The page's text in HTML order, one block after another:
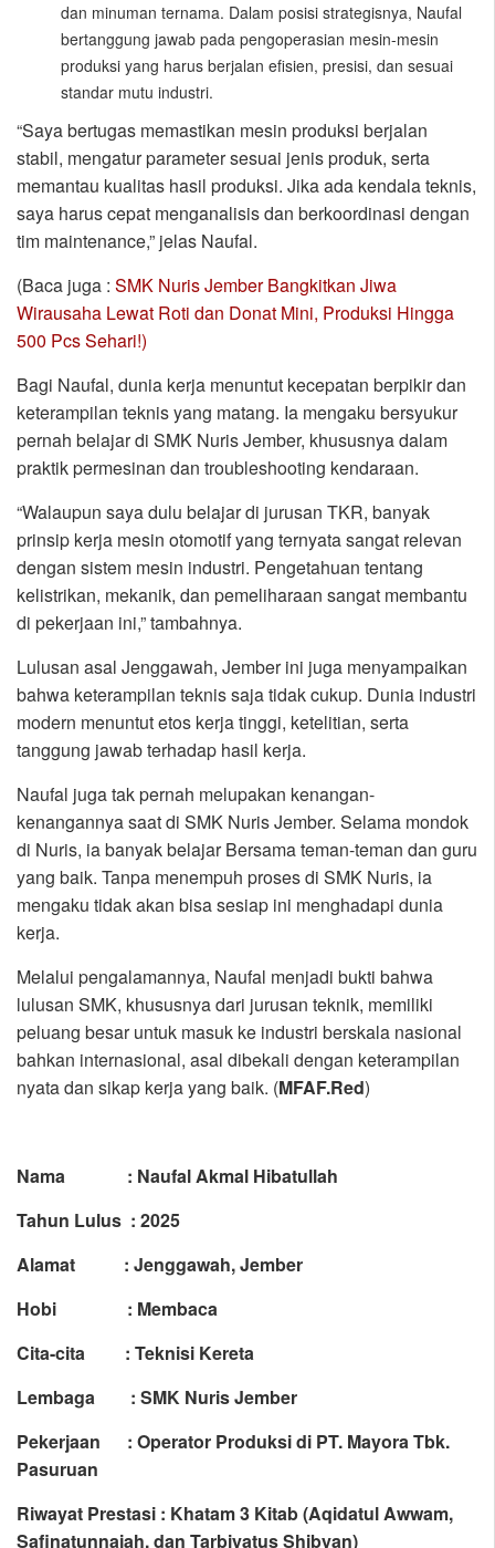
dan minuman ternama. Dalam posisi strategisnya, Naufal
bertanggung jawab pada pengoperasian mesin-mesin
produksi yang harus berjalan efisien, presisi, dan sesuai
standar mutu industri.
“Saya bertugas memastikan mesin produksi berjalan
stabil, mengatur parameter sesuai jenis produk, serta
memantau kualitas hasil produksi. Jika ada kendala teknis,
saya harus cepat menganalisis dan berkoordinasi dengan
tim maintenance,” jelas Naufal.
(Baca juga : SMK Nuris Jember Bangkitkan Jiwa
Wirausaha Lewat Roti dan Donat Mini, Produksi Hingga
500 Pcs Sehari!)
Bagi Naufal, dunia kerja menuntut kecepatan berpikir dan
keterampilan teknis yang matang. Ia mengaku bersyukur
pernah belajar di SMK Nuris Jember, khususnya dalam
praktik permesinan dan troubleshooting kendaraan.
“Walaupun saya dulu belajar di jurusan TKR, banyak
prinsip kerja mesin otomotif yang ternyata sangat relevan
dengan sistem mesin industri. Pengetahuan tentang
kelistrikan, mekanik, dan pemeliharaan sangat membantu
di pekerjaan ini,” tambahnya.
Lulusan asal Jenggawah, Jember ini juga menyampaikan
bahwa keterampilan teknis saja tidak cukup. Dunia industri
modern menuntut etos kerja tinggi, ketelitian, serta
tanggung jawab terhadap hasil kerja.
Naufal juga tak pernah melupakan kenangan-
kenangannya saat di SMK Nuris Jember. Selama mondok
di Nuris, ia banyak belajar Bersama teman-teman dan guru
yang baik. Tanpa menempuh proses di SMK Nuris, ia
mengaku tidak akan bisa sesiap ini menghadapi dunia
kerja.
Melalui pengalamannya, Naufal menjadi bukti bahwa
lulusan SMK, khususnya dari jurusan teknik, memiliki
peluang besar untuk masuk ke industri berskala nasional
bahkan internasional, asal dibekali dengan keterampilan
nyata dan sikap kerja yang baik. (MFAF.Red)
Nama : Naufal Akmal Hibatullah
Tahun Lulus : 2025
Alamat : Jenggawah, Jember
Hobi : Membaca
Cita-cita : Teknisi Kereta
Lembaga : SMK Nuris Jember
Pekerjaan : Operator Produksi di PT. Mayora Tbk.
Pasuruan
Riwayat Prestasi : Khatam 3 Kitab (Aqidatul Awwam,
Safinatunnajah, dan Tarbiyatus Shibyan)